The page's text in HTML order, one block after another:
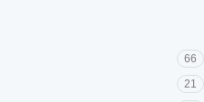
66
21